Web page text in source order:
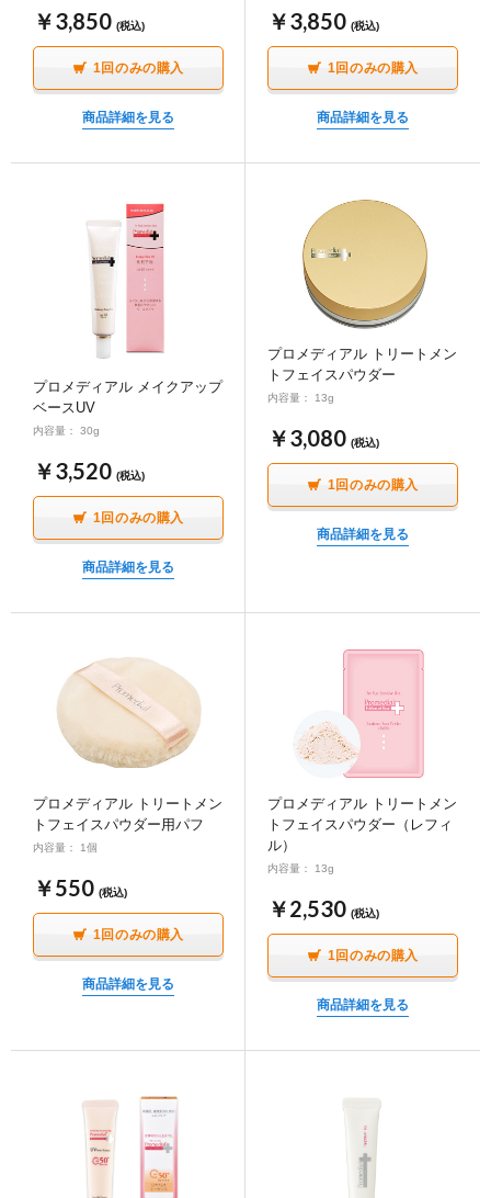
￥3,850 (税込)
1回のみの購入
商品詳細を見る
￥3,850 (税込)
1回のみの購入
商品詳細を見る
プロメディアル メイクアップ
ベースUV
内容量： 30g
￥3,520 (税込)
1回のみの購入
商品詳細を見る
プロメディアル トリートメン
トフェイスパウダー
内容量： 13g
￥3,080 (税込)
1回のみの購入
商品詳細を見る
プロメディアル トリートメン
トフェイスパウダー用パフ
内容量： 1個
￥550 (税込)
1回のみの購入
商品詳細を見る
プロメディアル トリートメン
トフェイスパウダー（レフィ
ル）
内容量： 13g
￥2,530 (税込)
1回のみの購入
商品詳細を見る